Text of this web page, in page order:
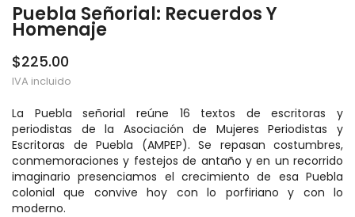
Puebla Señorial: Recuerdos Y
Homenaje
$225.00
IVA incluido
La Puebla señorial reúne 16 textos de escritoras y
periodistas de la Asociación de Mujeres Periodistas y
Escritoras de Puebla (AMPEP). Se repasan costumbres,
conmemoraciones y festejos de antaño y en un recorrido
imaginario presenciamos el crecimiento de esa Puebla
colonial que convive hoy con lo porfiriano y con lo
moderno.